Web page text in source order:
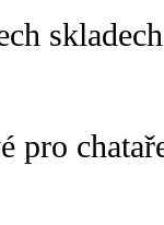
skladech
pro